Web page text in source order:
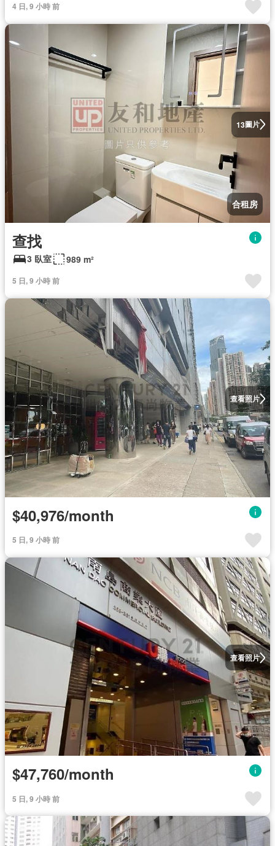
4 日, 9 小時 前
13圖片
合租房
查找
3 臥室 989 m²
5 日, 9 小時 前
查看照片
$40,976/month
5 日, 9 小時 前
查看照片
$47,760/month
5 日, 9 小時 前